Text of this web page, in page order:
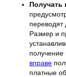
Получать
переводят
Размер и
вправе
платные